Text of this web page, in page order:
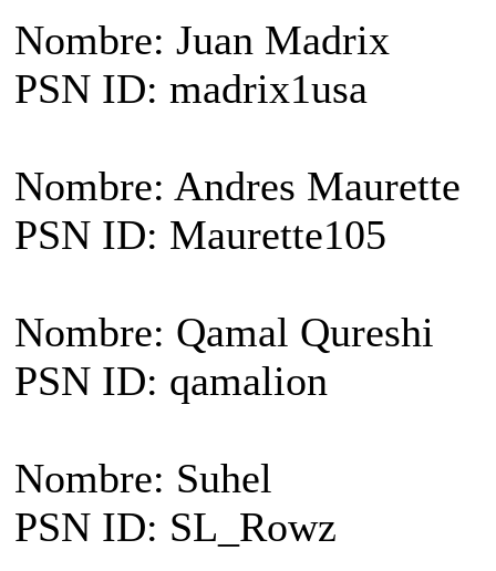
Nombre: Juan Madrix
PSN ID: madrix1usa
Nombre: Andres Maurette
PSN ID: Maurette105
Nombre: Qamal Qureshi
PSN ID: qamalion
Nombre: Suhel
PSN ID: SL_Rowz